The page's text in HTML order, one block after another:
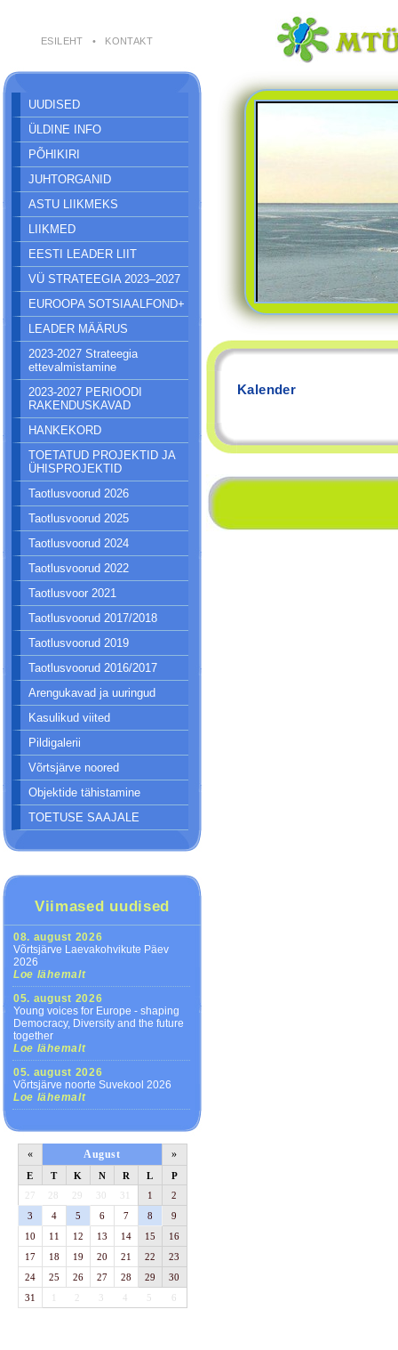
ESILEHT • KONTAKT
UUDISED
ÜLDINE INFO
PÕHIKIRI
JUHTORGANID
ASTU LIIKMEKS
LIIKMED
EESTI LEADER LIIT
VÜ STRATEEGIA 2023–2027
EUROOPA SOTSIAALFOND+
LEADER MÄÄRUS
2023-2027 Strateegia
ettevalmistamine
2023-2027 PERIOODI
RAKENDUSKAVAD
HANKEKORD
TOETATUD PROJEKTID JA
ÜHISPROJEKTID
Taotlusvoorud 2026
Taotlusvoorud 2025
Taotlusvoorud 2024
Taotlusvoorud 2022
Taotlusvoor 2021
Taotlusvoorud 2017/2018
Taotlusvoorud 2019
Taotlusvoorud 2016/2017
Arengukavad ja uuringud
Kasulikud viited
Pildigalerii
Võrtsjärve noored
Objektide tähistamine
TOETUSE SAAJALE
Viimased uudised
08. august 2026
Võrtsjärve Laevakohvikute Päev
2026
Loe lähemalt
05. august 2026
Young voices for Europe - shaping
Democracy, Diversity and the future
together
Loe lähemalt
05. august 2026
Võrtsjärve noorte Suvekool 2026
Loe lähemalt
« August »
E T K N R L
P
27
28 29 30 31 1
2
3
4 5 6 7 8
9
10
11 12 13 14 15
16
17
18 19 20 21 22
23
24
25 26 27 28 29
30
31
1 3 4 5 6
Kalender